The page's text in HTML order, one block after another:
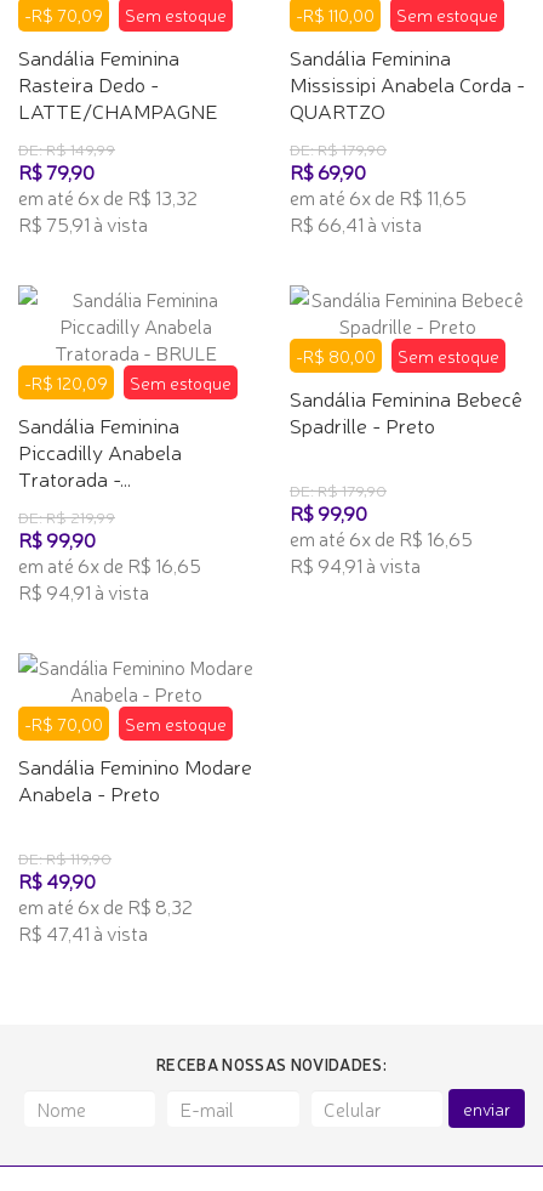
-R$ 70,09 Sem estoque
Sandália Feminina
Rasteira Dedo -
LATTE/CHAMPAGNE
DE: R$ 149,99
R$ 79,90
em até 6x de R$ 13,32
R$ 75,91 à vista
-R$ 110,00 Sem estoque
Sandália Feminina
Mississipi Anabela Corda -
QUARTZO
DE: R$ 179,90
R$ 69,90
em até 6x de R$ 11,65
R$ 66,41 à vista
-R$ 120,09 Sem estoque
Sandália Feminina
Piccadilly Anabela
Tratorada -...
DE: R$ 219,99
R$ 99,90
em até 6x de R$ 16,65
R$ 94,91 à vista
-R$ 80,00 Sem estoque
Sandália Feminina Bebecê
Spadrille - Preto
DE: R$ 179,90
R$ 99,90
em até 6x de R$ 16,65
R$ 94,91 à vista
-R$ 70,00 Sem estoque
Sandália Feminino Modare
Anabela - Preto
DE: R$ 119,90
R$ 49,90
em até 6x de R$ 8,32
R$ 47,41 à vista
RECEBA NOSSAS NOVIDADES:
enviar